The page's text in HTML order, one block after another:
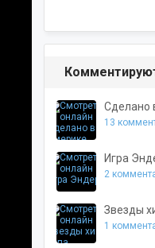
Сделано
13
Игра
2
Звезды
1